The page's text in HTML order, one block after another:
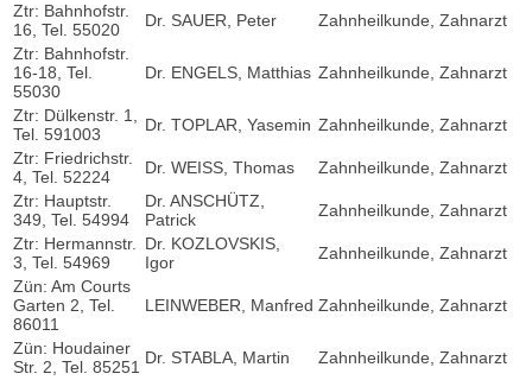
Ztr: Bahnhofstr.
16, Tel. 55020
Dr. SAUER, Peter
Zahnheilkunde, Zahnarzt
Ztr: Bahnhofstr.
16-18, Tel.
55030
Dr. ENGELS, Matthias Zahnheilkunde, Zahnarzt
Ztr: Dülkenstr. 1,
Tel. 591003
Dr. TOPLAR, Yasemin Zahnheilkunde, Zahnarzt
Ztr: Friedrichstr.
4, Tel. 52224
Dr. WEISS, Thomas
Zahnheilkunde, Zahnarzt
Ztr: Hauptstr.
349, Tel. 54994
Dr. ANSCHÜTZ,
Patrick
Zahnheilkunde, Zahnarzt
Ztr: Hermannstr.
3, Tel. 54969
Dr. KOZLOVSKIS,
Igor
Zahnheilkunde, Zahnarzt
Zün: Am Courts
Garten 2, Tel.
86011
LEINWEBER, Manfred Zahnheilkunde, Zahnarzt
Zün: Houdainer
Str. 2, Tel. 85251 Dr. STABLA, Martin
Zahnheilkunde, Zahnarzt